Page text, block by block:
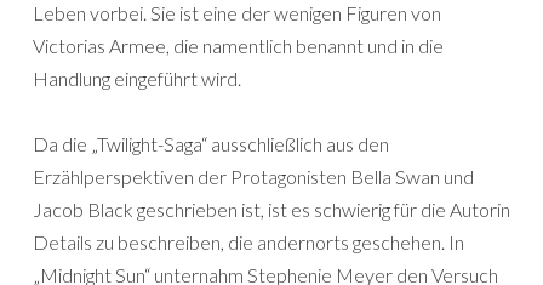
Leben vorbei. Sie ist eine der wenigen Figuren von
Victorias Armee, die namentlich benannt und in die
Handlung eingeführt wird.
Da die „Twilight-Saga“ ausschließlich aus den
Erzählperspektiven der Protagonisten Bella Swan und
Jacob Black geschrieben ist, ist es schwierig für die Autorin
Details zu beschreiben, die andernorts geschehen. In
„Midnight Sun“ unternahm Stephenie Meyer den Versuch